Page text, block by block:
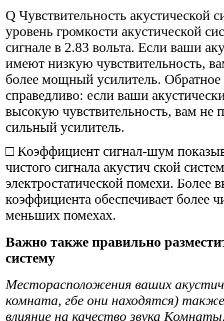
Q Чувствительность акустической
уровень громкости аку­стической
сигнале в 2.83 вольта. Если ваши
имеют низкую чувствительность,
более мощный усилитель. Обратное
справедливо: если ваши
высокую чувствительность, вам не
сильный усилитель.
□ Коэффициент сигнал-шум
чистого сигнала акустич ской
электростатической помехи. Более
коэффициента обеспечивает более
меньших помехах.
Важно также правильно
систему
Месторасположения ваших
комната, гбе они находятся)
влияние на качество звука